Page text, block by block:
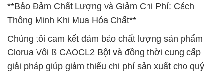
**Bảo Đảm Chất Lượng và Giảm Chi Phí: Cách
Thông Minh Khi Mua Hóa Chất**
Chúng tôi cam kết đảm bảo chất lượng sản phẩm
Clorua Vôi ß CAOCL2 Bột và đồng thời cung cấp
giải pháp giúp giảm thiểu chi phí sản xuất cho quý